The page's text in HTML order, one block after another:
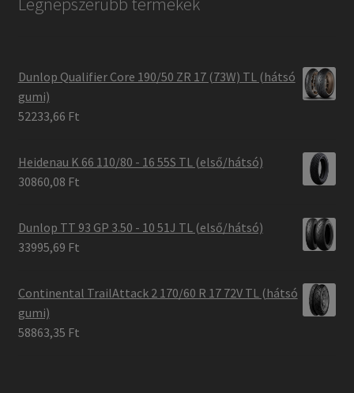
Dunlop Qualifier Core 190/50 ZR 17 (73W) TL (hátsó
gumi)
52233,66 Ft
Heidenau K 66 110/80 - 16 55S TL (első/hátsó)
30860,08 Ft
Dunlop TT 93 GP 3.50 - 10 51J TL (első/hátsó)
33995,69 Ft
Continental TrailAttack 2 170/60 R 17 72V TL (hátsó
gumi)
58863,35 Ft